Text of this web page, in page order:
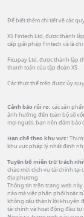
Để biết thêm chi tiết về các
XS Fintech Ltd, được thành
cấp giải pháp Fintech và là
Ficupay Ltd, được thành lập
thanh toán của tập đoàn XS.
Các thực thể trên được ủy
Cảnh báo rủi ro: các sản
ảnh hưởng đến toàn bộ số
mọi người, bạn nên đảm
Hạn chế theo khu vực:
khu vực pháp lý nhất định
Tuyên bố miễn trừ trách
chào mời dịch vụ tài chính tại
địa phương.
Thông tin trên trang web
nào mà việc phân phối hoặc
không cấu thành lời khuyên
tài chính và hoạt động đầu tư